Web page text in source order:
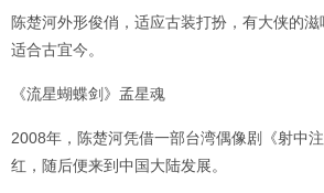
陈楚河外形俊俏，适应古装打扮，有大侠的
适合古宜今。
《流星蝴蝶剑》孟星魂
2008年，陈楚河凭借一部台湾偶像剧《射中
红，随后便来到中国大陆发展。